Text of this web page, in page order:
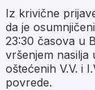
Iz krivične
da je
23:30 časova u
vršenjem nasilja
oštećenih V.V. i
povrede.